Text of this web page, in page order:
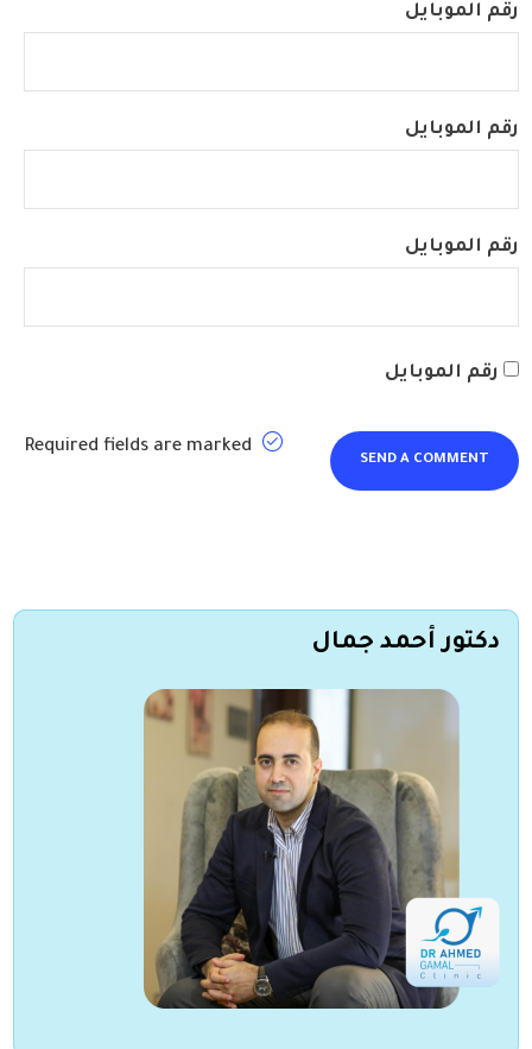
رقم الموبايل
رقم الموبايل
رقم الموبايل
رقم الموبايل
Required fields are marked
دكتور أحمد جمال